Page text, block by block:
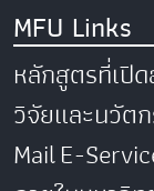
MFU Links
หลักสูตรที่เปิ
วิจัยและนวัต
MailE-